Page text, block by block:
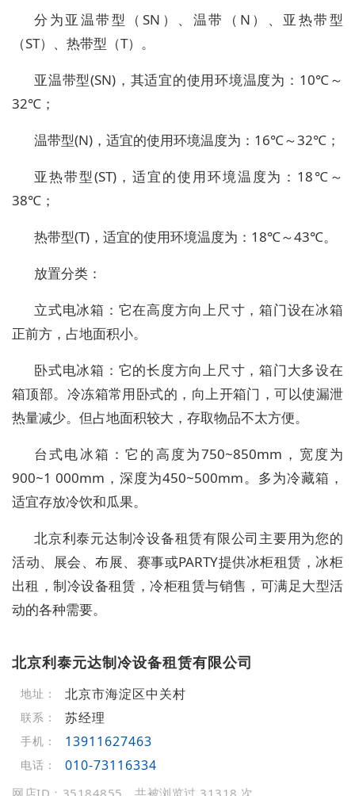
分为亚温带型（SN）、温带（N）、亚热带型
（ST）、热带型（T）。
亚温带型(SN)，其适宜的使用环境温度为：10℃～
32℃；
温带型(N)，适宜的使用环境温度为：16℃～32℃；
亚热带型(ST)，适宜的使用环境温度为：18℃～
38℃；
热带型(T)，适宜的使用环境温度为：18℃～43℃。
放置分类：
立式电冰箱：它在高度方向上尺寸，箱门设在冰箱
正前方，占地面积小。
卧式电冰箱：它的长度方向上尺寸，箱门大多设在
箱顶部。冷冻箱常用卧式的，向上开箱门，可以使漏泄
热量减少。但占地面积较大，存取物品不太方便。
台式电冰箱：它的高度为750~850mm，宽度为
900~1 000mm，深度为450~500mm。多为冷藏箱，
适宜存放冷饮和瓜果。
北京利泰元达制冷设备租赁有限公司主要用为您的
活动、展会、布展、赛事或PARTY提供冰柜租赁，冰柜
出租，制冷设备租赁，冷柜租赁与销售，可满足大型活
动的各种需要。
北京利泰元达制冷设备租赁有限公司
地址： 北京市海淀区中关村
联系： 苏经理
手机： 13911627463
电话： 010-73116334